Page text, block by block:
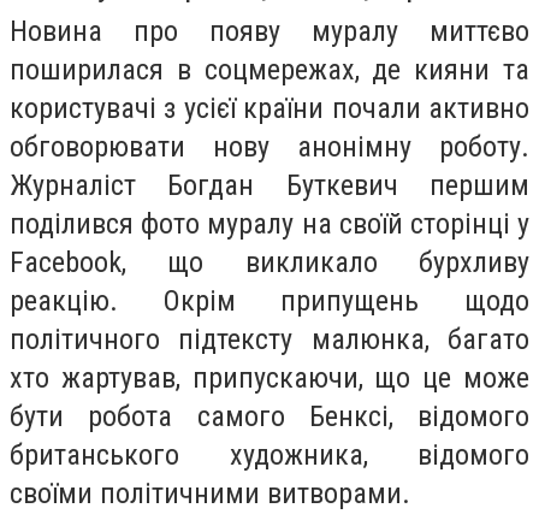
Новина про появу муралу миттєво
поширилася в соцмережах, де кияни та
користувачі з усієї країни почали активно
обговорювати нову анонімну роботу.
Журналіст Богдан Буткевич першим
поділився фото муралу на своїй сторінці у
Facebook, що викликало бурхливу
реакцію. Окрім припущень щодо
політичного підтексту малюнка, багато
хто жартував, припускаючи, що це може
бути робота самого Бенксі, відомого
британського художника, відомого
своїми політичними витворами.